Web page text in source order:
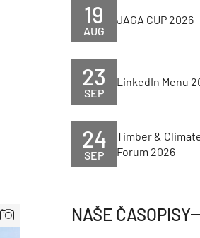
AUG
19 JAGA CUP 2026
SEP
23 LinkedIn Menu
SEP
24
Timber &
Forum 2026
NAŠE ČASOPISY